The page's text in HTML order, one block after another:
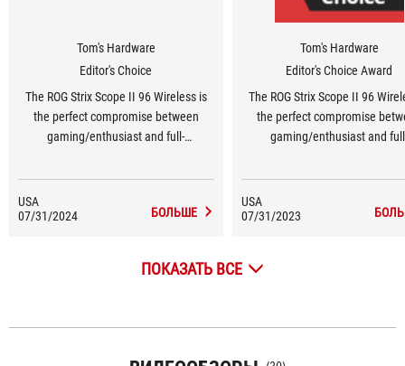
Tom's Hardware
Editor's Choice
The ROG Strix Scope II 96 Wireless is
the perfect compromise between
gaming/enthusiast and full-
USA
07/31/2024
БОЛЬШЕ
Tom's Hardware
Editor's Choice Award
The ROG Strix Scope II 96
the perfect compromise
gaming/enthusiast and
USA
07/31/2023
ПОКАЗАТЬ ВСЕ